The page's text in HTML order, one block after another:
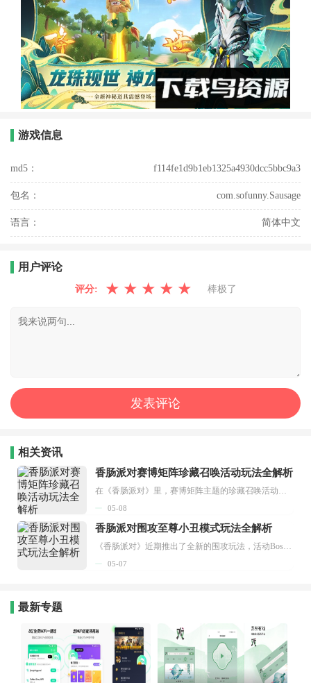
游戏信息
md5： f114fe1d9b1eb1325a4930dcc5bbc9a3
包名： com.sofunny.Sausage
语言： 简体中文
用户评论
评分: ★ ★ ★ ★ ★ 棒极了
相关资讯
香肠派对赛博矩阵珍藏召唤活动玩法全解析
05-08
香肠派对围攻至尊小丑模式玩法全解析
05-07
最新专题